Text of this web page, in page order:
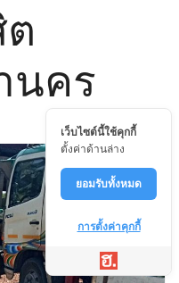
นคร
เว็บไซต์นี้ใช้คุกกี้
ตั้งค่าด้านล่าง
ยอมรับทั้งหมด
การตั้งค่าคุกกี้